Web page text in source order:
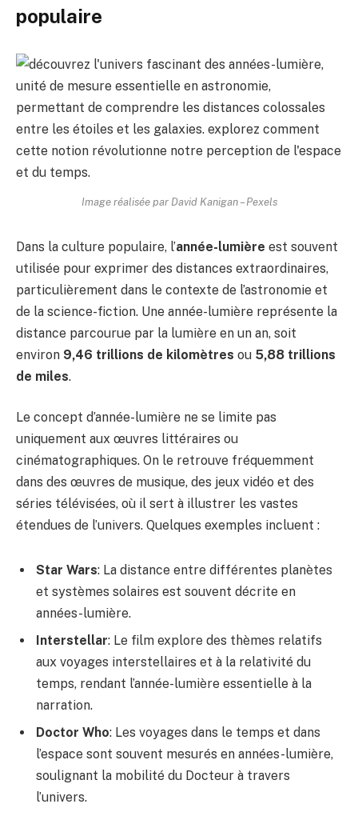
populaire
Image réalisée par David Kanigan – Pexels
Dans la culture populaire, l’année-lumière est souvent
utilisée pour exprimer des distances extraordinaires,
particulièrement dans le contexte de l’astronomie et
de la science-fiction. Une année-lumière représente la
distance parcourue par la lumière en un an, soit
environ 9,46 trillions de kilomètres ou 5,88 trillions
de miles.
Le concept d’année-lumière ne se limite pas
uniquement aux œuvres littéraires ou
cinématographiques. On le retrouve fréquemment
dans des œuvres de musique, des jeux vidéo et des
séries télévisées, où il sert à illustrer les vastes
étendues de l’univers. Quelques exemples incluent :
Star Wars: La distance entre différentes planètes
et systèmes solaires est souvent décrite en
années-lumière.
Interstellar: Le film explore des thèmes relatifs
aux voyages interstellaires et à la relativité du
temps, rendant l’année-lumière essentielle à la
narration.
Doctor Who: Les voyages dans le temps et dans
l’espace sont souvent mesurés en années-lumière,
soulignant la mobilité du Docteur à travers
l’univers.